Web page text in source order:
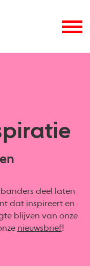
deel laten
dat inspireert en
blijven van onze
nieuwsbrief!